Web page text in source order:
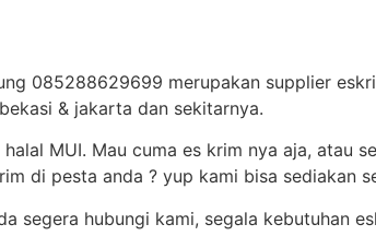
085288629699 merupakan supplier
& jakarta dan sekitarnya.
MUI. Mau cuma es krim nya aja, atau
di pesta anda ? yup kami bisa sediakan
segera hubungi kami, segala kebutuhan